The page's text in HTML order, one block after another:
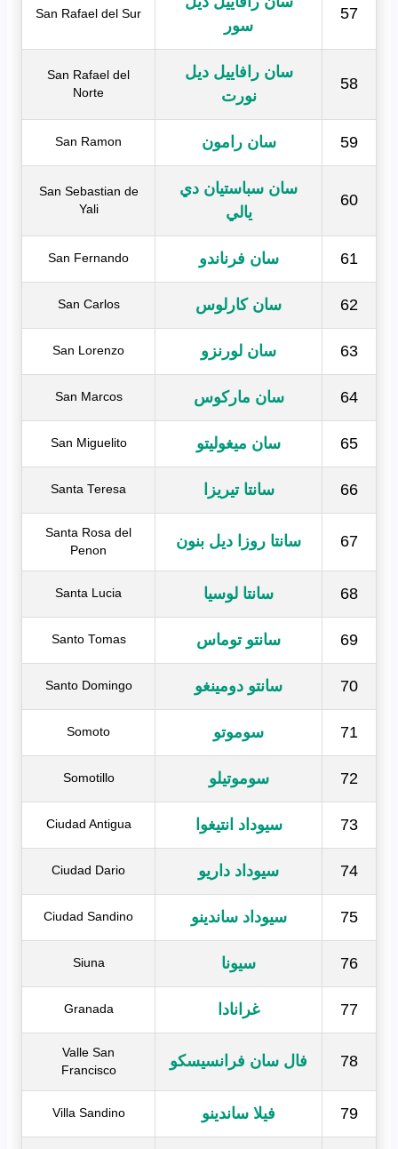
57
سور
San Rafael del Sur
58
سان رافاييل ديل
نورت
San Rafael del
Norte
59 سان رامون San Ramon
60
سان سباستيان دي
يالي
San Sebastian de
Yali
61 سان فرناندو San Fernando
62 سان كارلوس San Carlos
63 سان لورنزو San Lorenzo
64 سان ماركوس San Marcos
65 سان ميغوليتو San Miguelito
66 سانتا تيريزا Santa Teresa
67 سانتا روزا ديل بنون
Santa Rosa del
Penon
68 سانتا لوسيا Santa Lucia
69 سانتو توماس Santo Tomas
70 سانتو دومينغو Santo Domingo
71 سوموتو Somoto
72 سوموتيلو Somotillo
73 سيوداد انتيغوا Ciudad Antigua
74 سيوداد داريو Ciudad Dario
75 سيوداد ساندينو Ciudad Sandino
76 سيونا Siuna
77 غرانادا Granada
78 فال سان فرانسيسكو
Valle San
Francisco
79 فيلا ساندينو Villa Sandino